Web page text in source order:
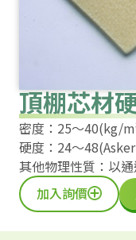
頂棚芯材
密度：25～40(kg/
硬度：24～
其他物理性質：以
加入詢價